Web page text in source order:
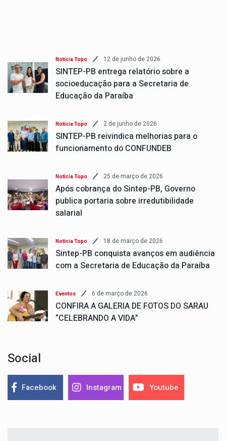
Notícia Topo 12 de junho de 2026
SINTEP-PB entrega relatório sobre a
socioeducação para a Secretaria de
Educação da Paraíba
Notícia Topo 2 de junho de 2026
SINTEP-PB reivindica melhorias para o
funcionamento do CONFUNDEB
Notícia Topo 25 de março de 2026
Após cobrança do Sintep-PB, Governo
publica portaria sobre irredutibilidade
salarial
Notícia Topo 18 de março de 2026
Sintep-PB conquista avanços em audiência
com a Secretaria de Educação da Paraíba
Eventos 6 de março de 2026
CONFIRA A GALERIA DE FOTOS DO SARAU
“CELEBRANDO A VIDA”
Social
Facebook Instagram Youtube